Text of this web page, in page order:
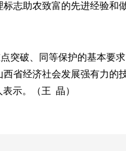
志助农致富的先进经验和做
突破、同等保护的基本要
省经济社会发展强有力的
表示。（王 晶）